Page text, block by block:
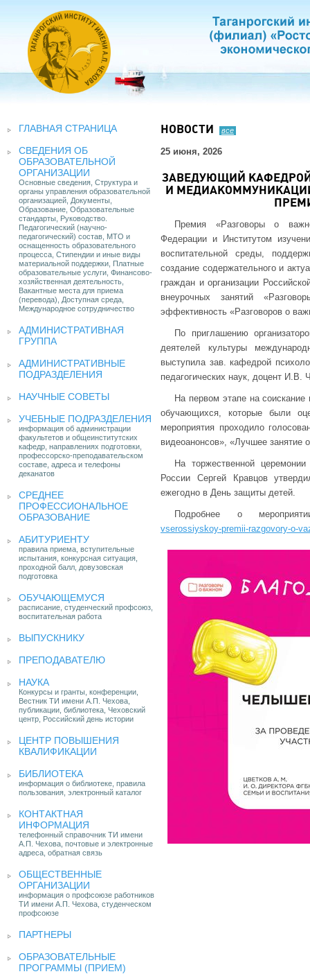
ГЛАВНАЯ СТРАНИЦА
СВЕДЕНИЯ ОБ
ОБРАЗОВАТЕЛЬНОЙ
ОРГАНИЗАЦИИ
Основные сведения, Структура и
органы управления образовательной
организацией, Документы,
Образование, Образовательные
стандарты, Руководство.
Педагогический (научно-
педагогический) состав, МТО и
оснащенность образовательного
процесса, Стипендии и иные виды
материальной поддержки, Платные
образовательные услуги, Финансово-
хозяйственная деятельность,
Вакантные места для приема
(перевода), Доступная среда,
Международное сотрудничество
АДМИНИСТРАТИВНАЯ
ГРУППА
АДМИНИСТРАТИВНЫЕ
ПОДРАЗДЕЛЕНИЯ
НАУЧНЫЕ СОВЕТЫ
УЧЕБНЫЕ ПОДРАЗДЕЛЕНИЯ
информация об администрации
факультетов и общеинститутских
кафедр, направлениях подготовки,
профессорско-преподавательском
составе, адреса и телефоны
деканатов
СРЕДНЕЕ
ПРОФЕССИОНАЛЬНОЕ
ОБРАЗОВАНИЕ
АБИТУРИЕНТУ
правила приема, вступительные
испытания, конкурсная ситуация,
проходной балл, довузовская
подготовка
ОБУЧАЮЩЕМУСЯ
расписание, студенческий профсоюз,
воспитательная работа
ВЫПУСКНИКУ
ПРЕПОДАВАТЕЛЮ
НАУКА
Конкурсы и гранты, конференции,
Вестник ТИ имени А.П. Чехова,
публикации, библиотека, Чеховский
центр, Российский день истории
ЦЕНТР ПОВЫШЕНИЯ
КВАЛИФИКАЦИИ
БИБЛИОТЕКА
информация о библиотеке, правила
пользования, электронный каталог
КОНТАКТНАЯ
ИНФОРМАЦИЯ
телефонный справочник ТИ имени
А.П. Чехова, почтовые и электронные
адреса, обратная связь
ОБЩЕСТВЕННЫЕ
ОРГАНИЗАЦИИ
информация о профсоюзе работников
ТИ имени А.П. Чехова, студенческом
профсоюзе
ПАРТНЕРЫ
ОБРАЗОВАТЕЛЬНЫЕ
ПРОГРАММЫ (ПРИЕМ)
НОВОСТИ все
25 июня, 2026
ЗАВЕДУЮЩИЙ
И
Премия «Разговоры о
Федерации и Институтом
воспитательной среды,
создание содержательного и
граждан и организации
внеурочных занятий
эффективность «Разговоров о
По приглашению
деятелей культуры
выступила зав. кафедрой
педагогических наук, доцент И.В.
На первом этапе на
обучающихся, которые были
мероприятия проходило
видеоанонсов», «Лучшее
На торжественной
России Сергей Кравцов
ежегодно в День защиты детей.
Подробнее о
vserossiyskoy-premii-razgovory-o-